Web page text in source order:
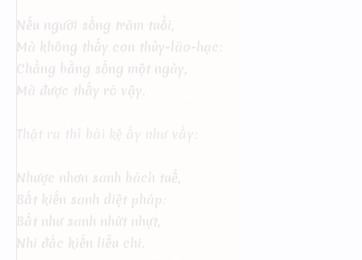
Nếu người sống trăm tuổi,
Mà không thấy con thủy-lão-hạc:
Chẳng bằng sống một ngày,
Mà được thấy rõ vậy.
Thật ra thì bài kệ ấy như vầy:
Nhược nhơn sanh bách tuế,
Bất kiến sanh diệt pháp:
Bất như sanh nhứt nhựt,
Nhi đắc kiến liễu chi.